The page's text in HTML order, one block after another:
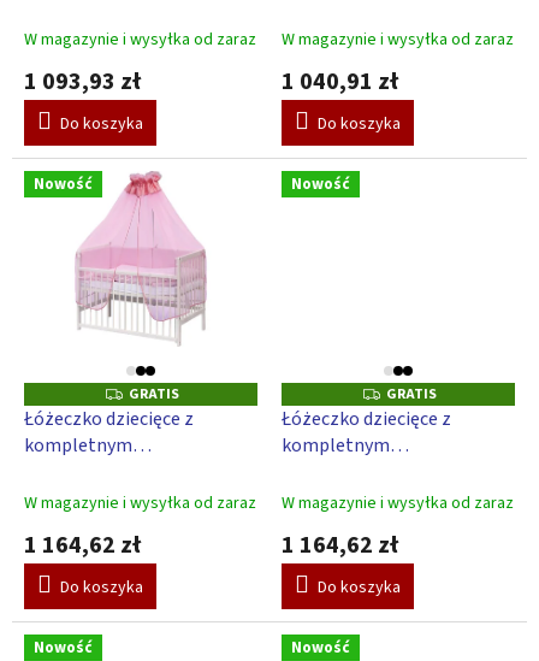
w
– niebieskie
W magazynie i wysyłka od zaraz
1 093,93 zł
Do koszyka
Blanka 120 x 60 cm – różowe
W magazynie i wysyłka od zaraz
1 040,91 zł
Do koszyka
Nowość
G
R
A
T
GRATIS
Łóżeczko dziecięce z
kompletnym
Blanka 120 x 60 cm – różowe
W magazynie i wysyłka od zaraz
1 164,62 zł
Do koszyka
Nowość
G
R
A
T
GRATIS
Łóżeczko dziecięce z
kompletnym
Blanka 120 x 60 cm –
W magazynie i wysyłka od zaraz
1 164,62 zł
Do koszyka
Nowość Nowość